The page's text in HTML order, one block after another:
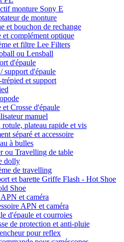
monture Sony E
de monture
et bouchon de rechange
et complément optique
et filtre Lee Filters
ou Lensball
d'épaule
support d'épaule
et support
et Crosse d'épaule
manuel
rotule, plateau rapide et vis
séparé et accessoire
à bulles
ou Travelling de table
dolly
de travelling
et barette Griffe Flash - Hot Shoe
Shoe
et caméra
APN et caméra
d'épaule et courroies
de protection et anti-pluie
pour reflex